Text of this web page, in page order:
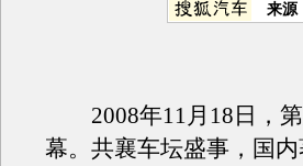
来源
2008年11月18日，第
幕。共襄车坛盛事，国